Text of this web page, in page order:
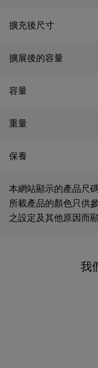
擴充後尺寸
擴展後的容量
容量
重量
保養
本網站顯示的產品尺
所載產品的顏色只供
之設定及其他原因而
我